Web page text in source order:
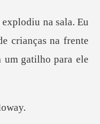
crianças na frente